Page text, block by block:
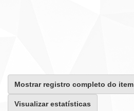
Mostrar registro completo do item
Visualizar estatísticas